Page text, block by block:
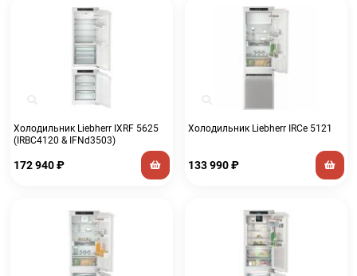
Холодильник Liebherr IXRF 5625
(IRBC4120 & IFNd3503)
172 940₽
Холодильник Liebherr IRCe 5121
133 990₽